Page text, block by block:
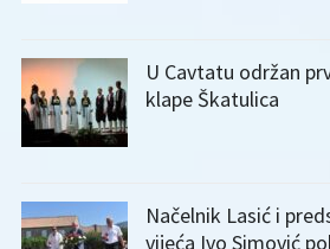
U Cavtatu održan
klape Škatulica
Načelnik Lasić i
vijeća Ivo Simović